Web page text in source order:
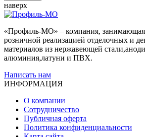
наверх
«Профиль-МО» – компания,
розничной реализацией отделочных и
материалов из нержавеющей
алюминия,латуни и ПВХ.
Написать нам
ИНФОРМАЦИЯ
О компании
Сотрудничество
Публичная оферта
Политика конфиденциальности